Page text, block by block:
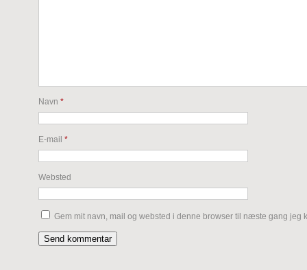
Navn *
E-mail *
Websted
Gem mit navn, mail og websted i denne browser til næste gang jeg